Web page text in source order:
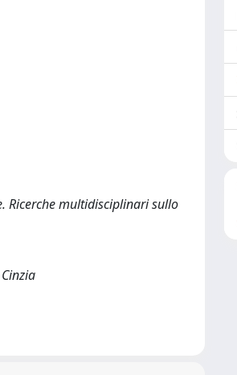
Ricerche multidisciplinari sullo